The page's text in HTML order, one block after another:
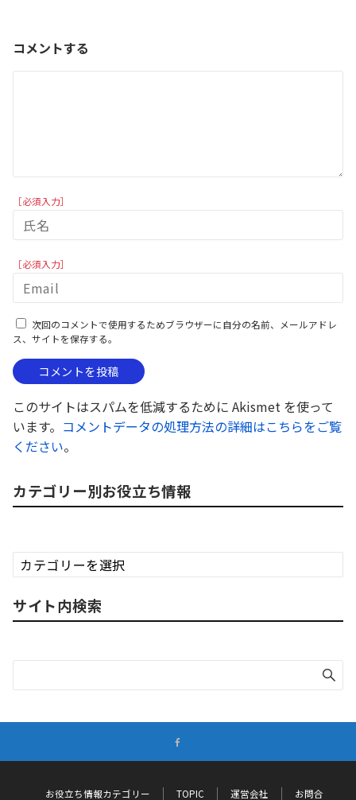
コメントする
［必須入力］
［必須入力］
次回のコメントで使用するためブラウザーに自分の名前、メールアドレ
ス、サイトを保存する。
このサイトはスパムを低減するために Akismet を使って
います。 コメントデータの処理方法の詳細はこちらをご覧
ください。
カテゴリー別お役立ち情報
カ
テ
リ
ー
お
立
サイト内検索
お役立ち情報カテゴリー TOPIC 運営会社 お問合